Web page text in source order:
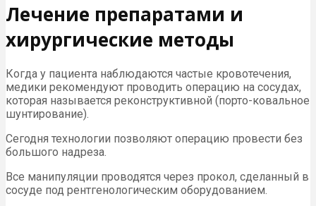
Лечение препаратами и
хирургические методы
Когда у пациента наблюдаются частые кровотечения,
медики рекомендуют проводить операцию на сосудах,
которая называется реконструктивной (порто-ковальное
шунтирование).
Сегодня технологии позволяют операцию провести без
большого надреза.
Все манипуляции проводятся через прокол, сделанный в
сосуде под рентгенологическим оборудованием.